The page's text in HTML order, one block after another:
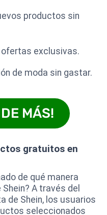
productos sin
exclusivas.
de moda sin gastar.
MÁS!
gratuitos en
de qué manera
A través del
de Shein, los usuarios
seleccionados